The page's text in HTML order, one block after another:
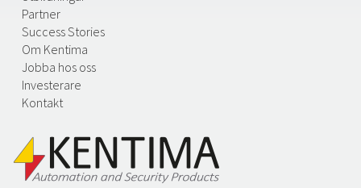
Partner
Success Stories
Om Kentima
Jobba hos oss
Investerare
Kontakt